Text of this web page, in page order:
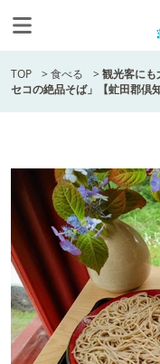
TOP >食べる >観光客にも
セコの絶品そば」【虻田郡倶